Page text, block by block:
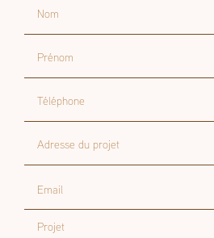
Nom
Prénom
Téléphone
Adresse du projet
Email
Projet